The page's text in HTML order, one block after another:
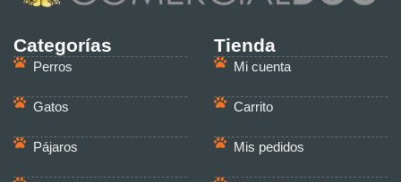
Categorías
Perros
Gatos
Pájaros
Tienda
Mi cuenta
Carrito
Mis pedidos